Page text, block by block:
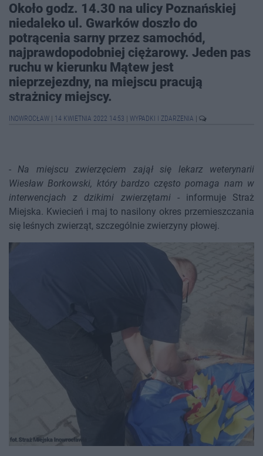
Około godz. 14.30 na ulicy Poznańskiej
niedaleko ul. Gwarków doszło do
potrącenia sarny przez samochód,
najprawdopodobniej ciężarowy. Jeden pas
ruchu w kierunku Mątew jest
nieprzejezdny, na miejscu pracują
strażnicy miejscy.
INOWROCŁAW 14 KWIETNIA 2022 14:53 WYPADKI I ZDARZENIA
-Na miejscu zwierzęciem zajął się lekarz weterynarii
Wiesław Borkowski, który bardzo często pomaga nam w
interwencjach z dzikimi zwierzętami- informuje Straż
Miejska. Kwiecień i maj to nasilony okres przemieszczania
się leśnych zwierząt, szczególnie zwierzyny płowej.